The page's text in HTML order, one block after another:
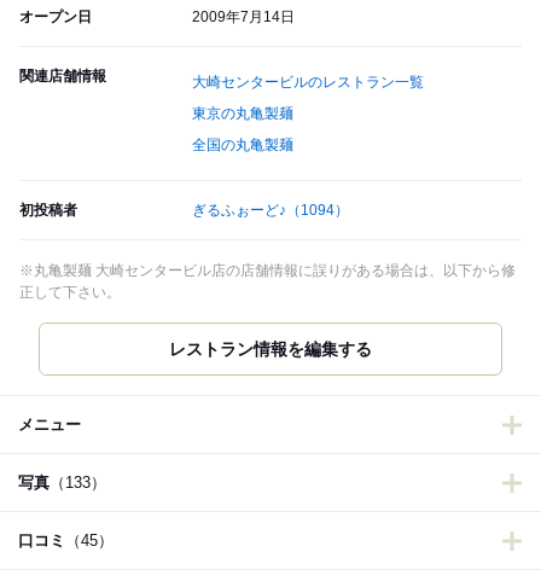
オープン日 2009年7月14日
関連店舗情報
大崎センタービルのレストラン一覧
東京の丸亀製麺
全国の丸亀製麺
初投稿者 ぎるふぉーど♪ （1094）
※丸亀製麺 大崎センタービル店の店舗情報に誤りがある場合は、以下から修
正して下さい。
レストラン情報を編集する
メニュー
写真 （133）
口コミ （45）